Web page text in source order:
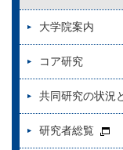
大学院案内
コア研究
共同研究の状況
研究者総覧